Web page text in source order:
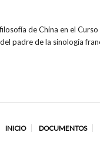
de China en el
padre de la sinología
INICIO DOCUMENTOS